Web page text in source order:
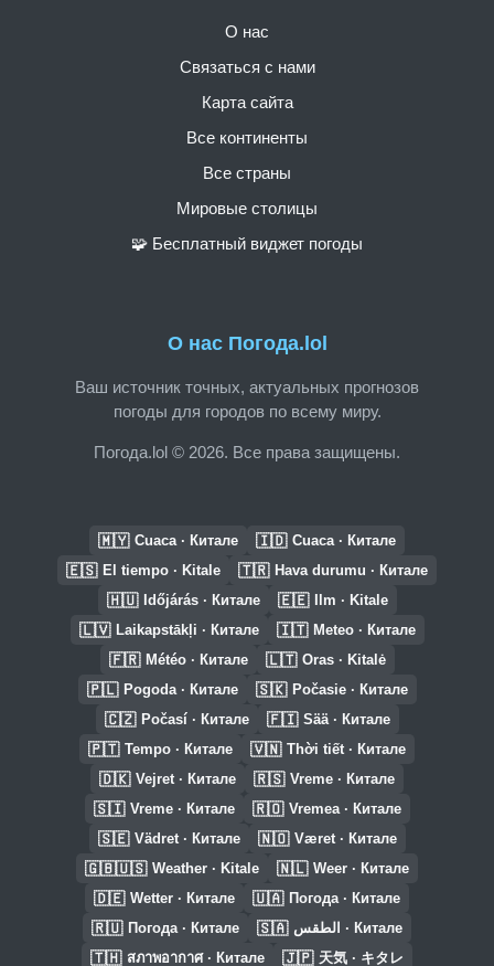
О нас Погода.lol
Ваш источник точных, актуальных прогнозов
погоды для городов по всему миру.
Погода.lol © 2026. Все права защищены.
О нас
Связаться с нами
Карта сайта
Все континенты
Все страны
Мировые столицы
🧩 Бесплатный виджет погоды
🇲🇾 Cuaca · Китале 🇮🇩 Cuaca · Китале
🇪🇸 El tiempo · Kitale 🇹🇷 Hava durumu · Китале
🇭🇺 Időjárás · Китале 🇪🇪 Ilm · Kitale
🇱🇻 Laikapstākļi · Китале 🇮🇹 Meteo · Китале
🇫🇷 Météo · Китале 🇱🇹 Oras · Kitalė
🇵🇱 Pogoda · Китале 🇸🇰 Počasie · Китале
🇨🇿 Počasí · Китале 🇫🇮 Sää · Китале
🇵🇹 Tempo · Китале 🇻🇳 Thời tiết · Китале
🇩🇰 Vejret · Китале 🇷🇸 Vreme · Китале
🇸🇮 Vreme · Китале 🇷🇴 Vremea · Китале
🇸🇪 Vädret · Китале 🇳🇴 Været · Китале
🇬🇧🇺🇸 Weather · Kitale 🇳🇱 Weer · Китале
🇩🇪 Wetter · Китале 🇺🇦 Погода · Китале
🇷🇺 Погода · Китале 🇸🇦 الطقس · Китале
🇹🇭 สภาพอากาศ · Китале 🇯🇵 天気 · キタレ